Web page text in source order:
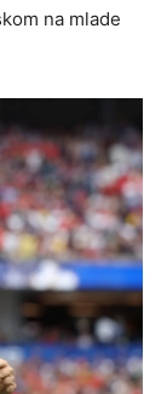
na mlade